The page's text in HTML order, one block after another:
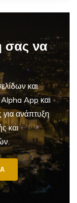
σας να
και
Alpha App και
ανάπτυξη
και